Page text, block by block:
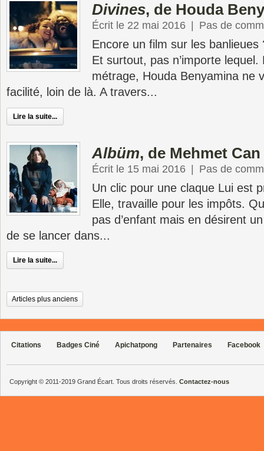
Divines, de Houda
Écrit le 22 mai 2016 Pas de
Encore un film sur les
Et surtout, pas n’importe
métrage, Houda Benyamina ne
facilité, loin de là. A travers...
Lire la suite...
Albüm, de Mehmet
Écrit le 15 mai 2016 Pas de
Un clic pour une claque Lui est
Elle, travaille pour les impôts.
pas d’enfant mais en désirent
de se lancer dans...
Lire la suite...
Articles plus anciens
Citations Badges Ciné Apichatpong Partenaires Facebook
Copyright © 2011-2019 Grand Écart. Tous droits réservés. Contactez-nous